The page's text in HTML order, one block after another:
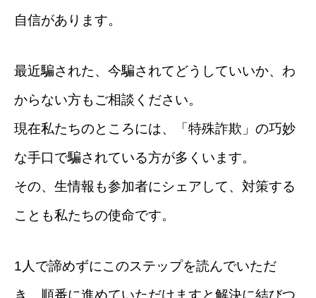
自信があります。
最近騙された、今騙されてどうしていいか、わ
からない方もご相談ください。
現在私たちのところには、「特殊詐欺」の巧妙
な手口で騙されている方が多くいます。
その、生情報も参加者にシェアして、対策する
ことも私たちの使命です。
1人で諦めずにこのステップを読んでいただ
き、順番に進めていただけますと解決に結びつ